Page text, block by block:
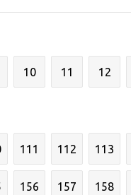
10 11 12
111 112 113
156 157 158